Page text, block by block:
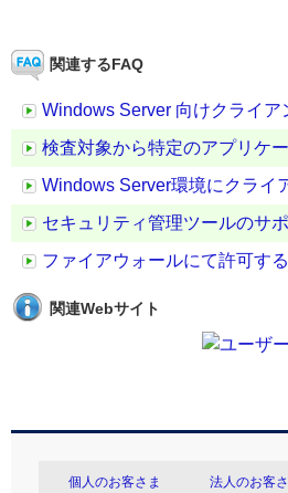
関連するFAQ
Windows Server 向けクライ
検査対象から特定のアプリケ
Windows Server環境にクライ
セキュリティ管理ツールのサ
ファイアウォールにて許可す
関連Webサイト
個人のお客さま 法人のお客